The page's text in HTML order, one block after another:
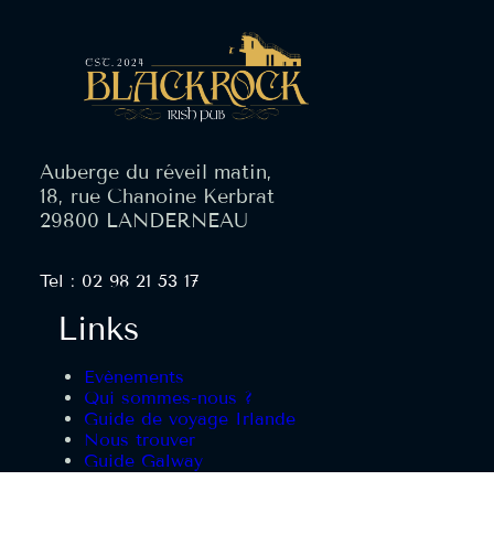
Auberge du réveil matin,
18, rue Chanoine Kerbrat
29800 LANDERNEAU
Tel : 02 98 21 53 17
Links
Evènements
Qui sommes-nous ?
Guide de voyage Irlande
Nous trouver
Guide Galway